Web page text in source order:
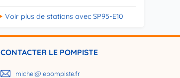
Voir plus de stations avec SP95-E10
CONTACTER LE POMPISTE
michel@lepompiste.fr